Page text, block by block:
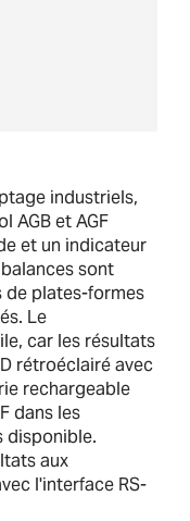
industriels,
AGB et AGF
et un indicateur
sont
de plates-formes
Le
car les résultats
rétroéclairé avec
rechargeable
dans les
disponible.
aux
l'interface RS-